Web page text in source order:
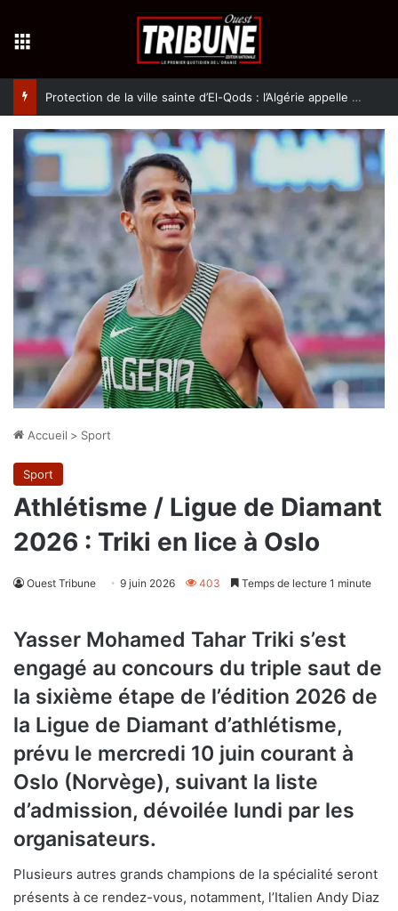
Protection de la ville sainte d’El-Qods : l’Algérie appelle à une action collective
Accueil > Sport
Sport
Athlétisme / Ligue de Diamant
2026 : Triki en lice à Oslo
Ouest Tribune 9 juin 2026 403 Temps de lecture 1 minute
Yasser Mohamed Tahar Triki s’est
engagé au concours du triple saut de
la sixième étape de l’édition 2026 de
la Ligue de Diamant d’athlétisme,
prévu le mercredi 10 juin courant à
Oslo (Norvège), suivant la liste
d’admission, dévoilée lundi par les
organisateurs.
Plusieurs autres grands champions de la spécialité seront
présents à ce rendez-vous, notamment, l’Italien Andy Diaz